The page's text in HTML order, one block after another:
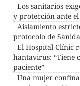
Los sanitarios
y protección ante
Aislamiento
protocolo de
El Hospital Clínic
hantavirus: “Tiene
paciente”
Una mujer